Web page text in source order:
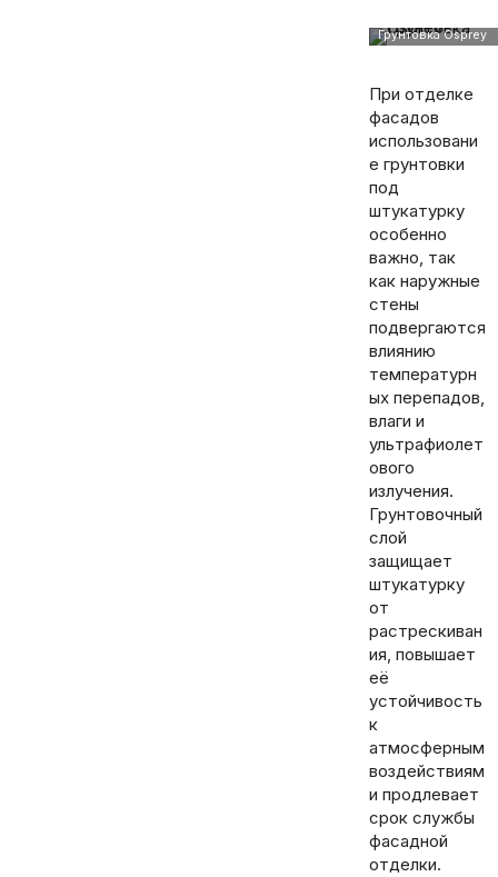
При отделке
фасадов
использовани
е грунтовки
под
штукатурку
особенно
важно, так
как наружные
стены
подвергаются
влиянию
температурн
ых перепадов,
влаги и
ультрафиолет
ового
излучения.
Грунтовочный
слой
защищает
штукатурку
от
растрескиван
ия, повышает
её
устойчивость
к
атмосферным
воздействиям
и продлевает
срок службы
фасадной
отделки.